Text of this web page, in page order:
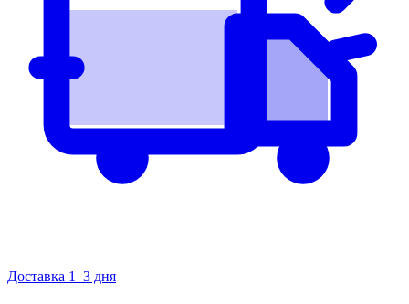
Доставка 1–3 дня